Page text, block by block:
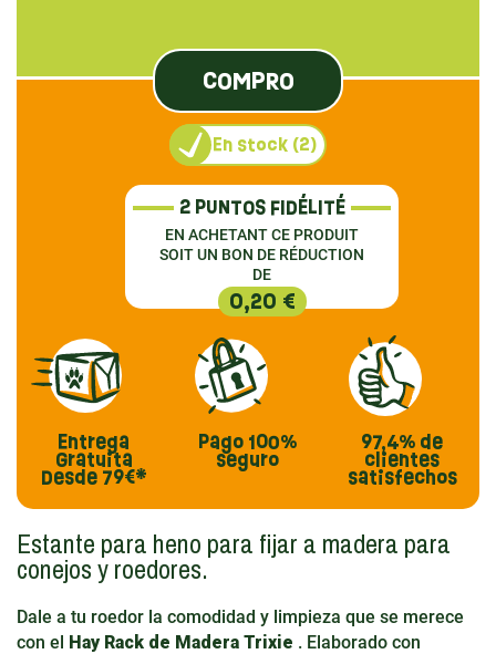
2 PUNTOS FIDÉLITÉ
EN ACHETANT CE PRODUIT
SOIT UN BON DE RÉDUCTION
DE
0,20 €
COMPRO
En stock (2)
Entrega
Gratuita
Desde 79€*
Pago 100%
seguro
97,4% de
clientes
satisfechos
Estante para heno para fijar a madera para
conejos y roedores.
Dale a tu roedor la comodidad y limpieza que se merece
con el Hay Rack de Madera Trixie . Elaborado con